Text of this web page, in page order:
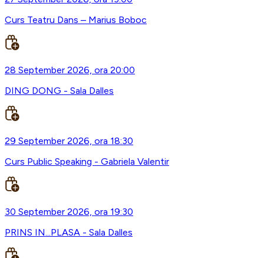
Curs Teatru Dans – Marius Boboc
28 September 2026, ora 20:00
DING DONG - Sala Dalles
29 September 2026, ora 18:30
Curs Public Speaking - Gabriela Valentir
30 September 2026, ora 19:30
PRINS IN...PLASA - Sala Dalles